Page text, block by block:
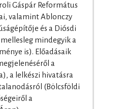
Gáspár Református
valamint Ablonczy
és a Diósdi
mindegyik a
is). Előadásaik
a
a lelkészi hivatásra
(Bölcsföldi
a